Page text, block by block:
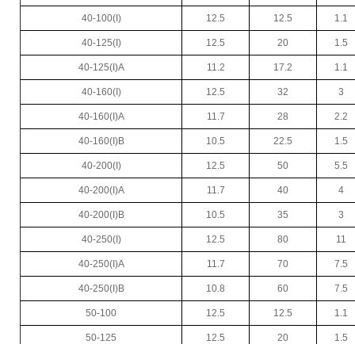
40-100(I) 12.5 12.5 1.1
40-125(I) 12.5 20 1.5
40-125(I)A 11.2 17.2 1.1
40-160(I) 12.5 32 3
40-160(I)A 11.7 28 2.2
40-160(I)B 10.5 22.5 1.5
40-200(I) 12.5 50 5.5
40-200(I)A 11.7 40 4
40-200(I)B 10.5 35 3
40-250(I) 12.5 80 11
40-250(I)A 11.7 70 7.5
40-250(I)B 10.8 60 7.5
50-100 12.5 12.5 1.1
50-125 12.5 20 1.5